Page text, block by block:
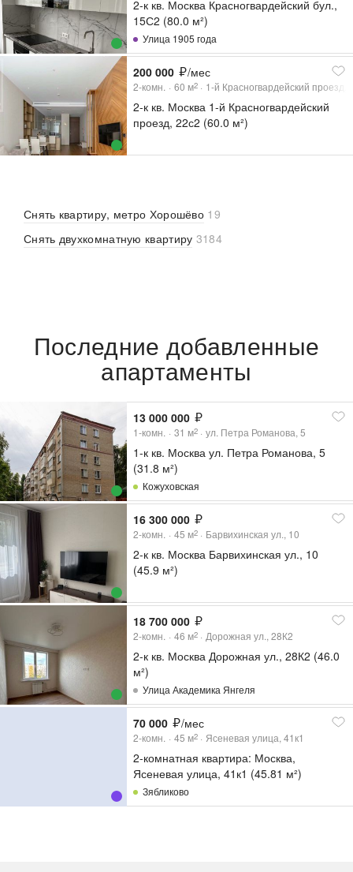
2-к кв. Москва Красногвардейский бул.,
15С2 (80.0 м²)
Улица 1905 года
200 000 /мес
2-комн. 60 м2 1-й Красногвардейский проезд,
2-к кв. Москва 1-й Красногвардейский
проезд, 22с2 (60.0 м²)
Снять квартиру, метро Хорошёво 19
Снять двухкомнатную квартиру 3184
Последние добавленные
апартаменты
13 000 000
1-комн. 31 м2 ул. Петра Романова, 5
1-к кв. Москва ул. Петра Романова, 5
(31.8 м²)
Кожуховская
16 300 000
2-комн. 45 м2 Барвихинская ул., 10
2-к кв. Москва Барвихинская ул., 10
(45.9 м²)
18 700 000
2-комн. 46 м2 Дорожная ул., 28К2
2-к кв. Москва Дорожная ул., 28К2 (46.0
м²)
Улица Академика Янгеля
70 000 /мес
2-комн. 45 м2 Ясеневая улица, 41к1
2-комнатная квартира: Москва,
Ясеневая улица, 41к1 (45.81 м²)
Зябликово